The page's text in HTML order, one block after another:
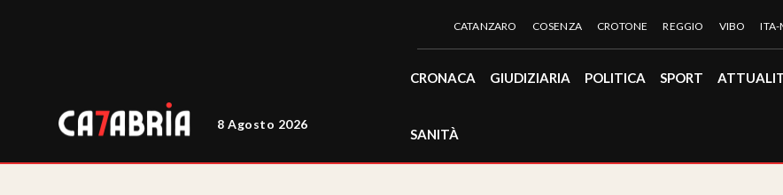
8 Agosto 2026
CATANZARO COSENZA CROTONE REGGIO VIBO ITA-
CRONACA GIUDIZIARIA POLITICA SPORT
SANITÀ